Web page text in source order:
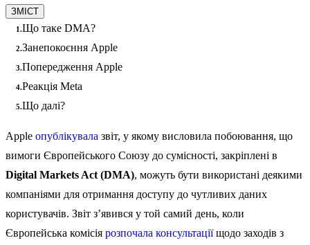
ЗМІСТ
Що таке DMA?
Занепокоєння Apple
Попередження Apple
Реакція Meta
Що далі?
Apple опублікувала звіт, у якому висловила побоювання, що
вимоги Європейського Союзу до сумісності, закріплені в
Digital Markets Act (DMA), можуть бути використані деякими
компаніями для отримання доступу до чутливих даних
користувачів. Звіт з’явився у той самий день, коли
Європейська комісія розпочала консультаціїщодо заходів з